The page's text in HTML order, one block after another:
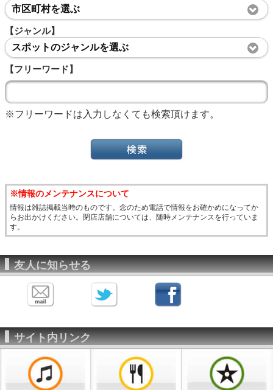
市区町村を選ぶ
【ジャンル】
スポットのジャンルを選ぶ
【フリーワード】
※フリーワードは入力しなくても検索頂けます。
※情報のメンテナンスについて
情報は雑誌掲載当時のものです。念のため電話で情報をお確かめになってか
らお出かけください。閉店店舗については、随時メンテナンスを行っていま
す。
友人に知らせる
サイト内リンク